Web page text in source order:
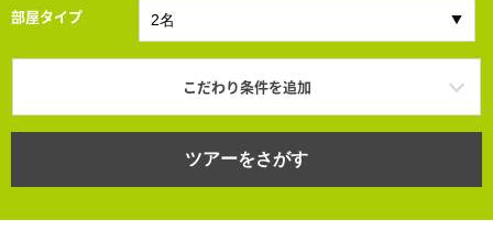
部屋タイプ
こだわり条件を追加
ツアーをさがす